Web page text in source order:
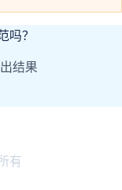
吗？
结果
有